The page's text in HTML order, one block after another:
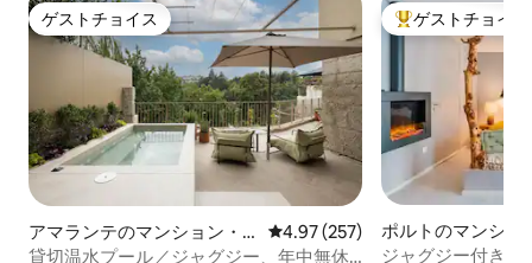
ゲストチョイス
ゲストチョイス
アマランテのマンション・
アパート
レビュー257件、5つ星中4.97つ
4.97 (257)
貸切温水プール／ジャグジー、年中無休
大好評のゲスト
ゲストチョイス
ポルトのマンショ
ート
ジャグジー付きデ